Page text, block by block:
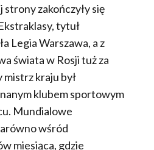
strony zakończyły się
tytuł
Legia Warszawa, a z
świata w Rosji tuż za
kraju był
klubem sportowym
Mundialowe
wśród
miesiąca, gdzie